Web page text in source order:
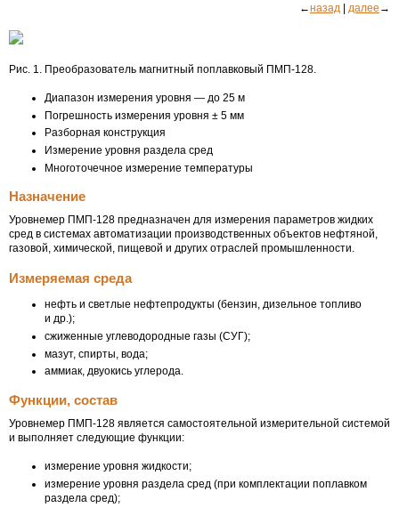
←назад далее →
Рис. 1. Преобразователь магнитный поплавковый ПМП-128.
Диапазон измерения уровня — до 25 м
Погрешность измерения уровня ± 5 мм
Разборная конструкция
Измерение уровня раздела сред
Многоточечное измерение температуры
Назначение
Уровнемер ПМП-128 предназначен для измерения параметров жидких
сред в системах автоматизации производственных объектов нефтяной,
газовой, химической, пищевой и других отраслей промышленности.
Измеряемая среда
нефть и светлые нефтепродукты (бензин, дизельное топливо
и др.);
сжиженные углеводородные газы (СУГ);
мазут, спирты, вода;
аммиак, двуокись углерода.
Функции, состав
Уровнемер ПМП-128 является самостоятельной измерительной системой
и выполняет следующие функции:
измерение уровня жидкости;
измерение уровня раздела сред (при комплектации поплавком
раздела сред);